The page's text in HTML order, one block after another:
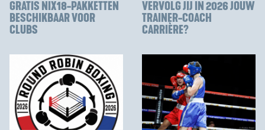
GRATIS NIX18-PAKKETTEN
BESCHIKBAAR VOOR
CLUBS
VERVOLG JIJ IN 2026 JOUW
TRAINER-COACH
CARRIÈRE?